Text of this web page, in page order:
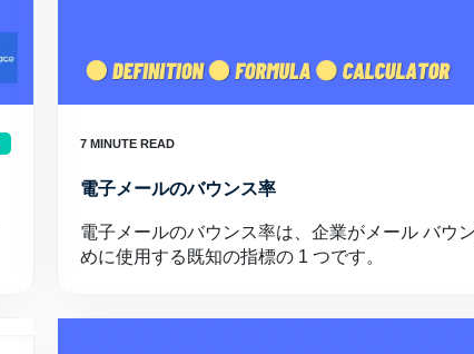
電子メールのバウンス率
電子メールのバウンス率は、企業がメール バウ
めに使用する既知の指標の 1 つです。